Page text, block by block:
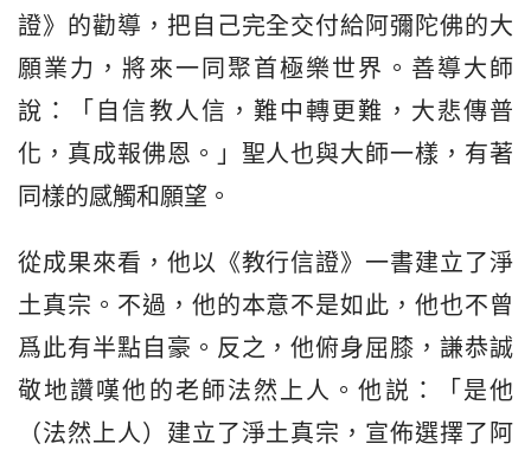
證》的勸導，把自己完全交付給阿彌陀佛的大
願業力，將來一同聚首極樂世界。善導大師
說：「自信教人信，難中轉更難，大悲傳普
化，真成報佛恩。」聖人也與大師一樣，有著
同樣的感觸和願望。
從成果來看，他以《教行信證》一書建立了淨
土真宗。不過，他的本意不是如此，他也不曾
爲此有半點自豪。反之，他俯身屈膝，謙恭誠
敬地讚嘆他的老師法然上人。他説：「是他
（法然上人）建立了淨土真宗，宣佈選擇了阿